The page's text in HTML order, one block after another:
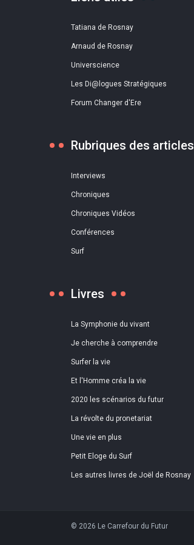
Tatiana de Rosnay
Arnaud de Rosnay
Universcience
Les Di@logues Stratégiques
Forum Changer d'Ere
Rubriques des articles
Interviews
Chroniques
Chroniques Vidéos
Conférences
Surf
Livres
La Symphonie du vivant
Je cherche à comprendre
Surfer la vie
Et l'Homme créa la vie
2020 les scénarios du futur
La révolte du pronetariat
Une vie en plus
Petit Eloge du Surf
Les autres livres de Joël de Rosnay
© 2026 Le Carrefour du Futur